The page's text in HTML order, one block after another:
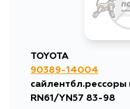
14 августа
TOYOTA
90389-14004
RN61/YN57 83-98